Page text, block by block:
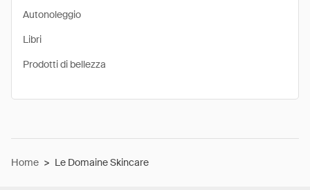
Autonoleggio
Libri
Prodotti di bellezza
Home > Le Domaine Skincare